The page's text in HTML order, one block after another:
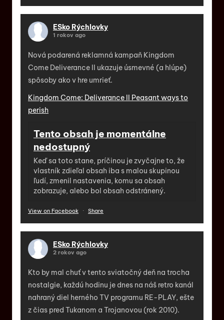
ESko Rýchlovky
1 rokov ago
Nová podarená reklamná kampaň Kingdom
Come Deliverance II ukazuje úsmevné (a hlúpe)
spôsoby ako v hre umrieť.
Kingdom Come: Deliverance II Peasant ways to
perish
Tento obsah je momentálne
nedostupný
Keď sa toto stane, príčinou je zvyčajne to, že
vlastník zdieľal obsah iba s malou skupinou
ľudí, zmenil nastavenia, komu sa obsah
zobrazuje, alebo bol obsah odstránený.
View on Facebook · Share
ESko Rýchlovky
2 rokov ago
Kto by mal chuť v tento sviatočný deň na trocha
nostalgie, každú hodinu je dnes na náš retro kanál
nahraný diel herného TV programu RE-PLAY, ešte
z čias pred Tukanom a Trojanovou (rok 2010).